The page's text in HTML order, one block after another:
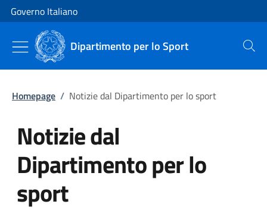
Vai al contenuto
Vai alla navigazione del sito
Governo Italiano
Dipartimento per lo Sport Cerca
Homepage / Notizie dal Dipartimento per lo sport
Notizie dal
Dipartimento per lo
sport